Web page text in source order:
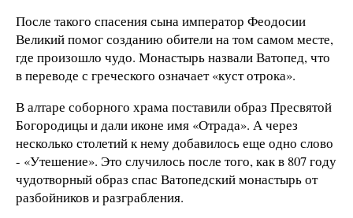
После такого спасения сына император Феодосии
Великий помог созданию обители на том самом месте,
где произошло чудо. Монастырь назвали Ватопед, что
в переводе с греческого означает «куст отрока».
В алтаре соборного храма поставили образ Пресвятой
Богородицы и дали иконе имя «Отрада». А через
несколько столетий к нему добавилось еще одно слово
- «Утешение». Это случилось после того, как в 807 году
чудотворный образ спас Ватопедский монастырь от
разбойников и разграбления.